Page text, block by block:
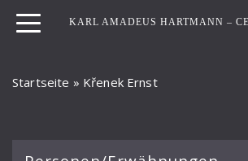
KARL AMADEUS HARTMANN –
Startseite » Křenek Ernst